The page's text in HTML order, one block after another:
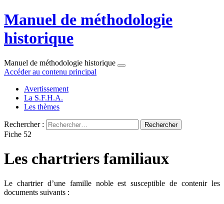
Manuel de méthodologie
historique
Manuel de méthodologie historique
Accéder au contenu principal
Avertissement
La S.F.H.A.
Les thèmes
Rechercher :
Fiche 52
Les chartriers familiaux
Le chartrier d’une famille noble est susceptible de contenir les
documents suivants :